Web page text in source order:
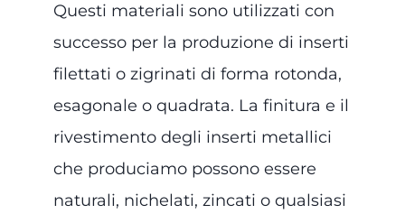
Questi materiali sono utilizzati con
successo per la produzione di inserti
filettati o zigrinati di forma rotonda,
esagonale o quadrata. La finitura e il
rivestimento degli inserti metallici
che produciamo possono essere
naturali, nichelati, zincati o qualsiasi